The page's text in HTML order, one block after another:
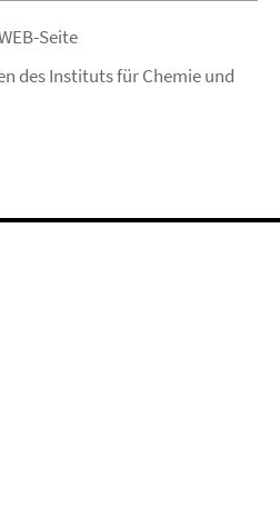
Seite
des Instituts für Chemie und